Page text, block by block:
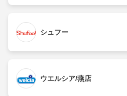
シュフー
ウエルシア/燕店